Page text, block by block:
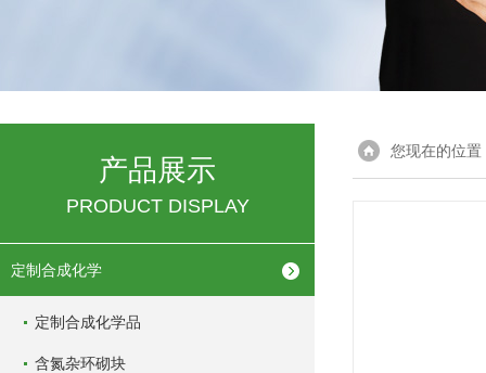
产品展示
PRODUCT DISPLAY
定制合成化学
定制合成化学品
含氮杂环砌块
您现在的位置